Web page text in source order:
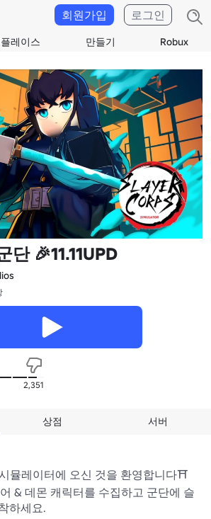
레이스 만들기 Robux
회원가입 로그인
단 🎉11.11UPD
2,351
상점 서버
뮬레이터에 오신 것을 환영합니다⛩️
& 데몬 캐릭터를 수집하고 군단에 슬
하세요.